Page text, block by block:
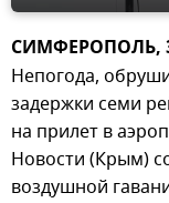
СИМФЕРОПОЛЬ,
Непогода,
задержки семи
на прилет в
Новости (Крым)
воздушной